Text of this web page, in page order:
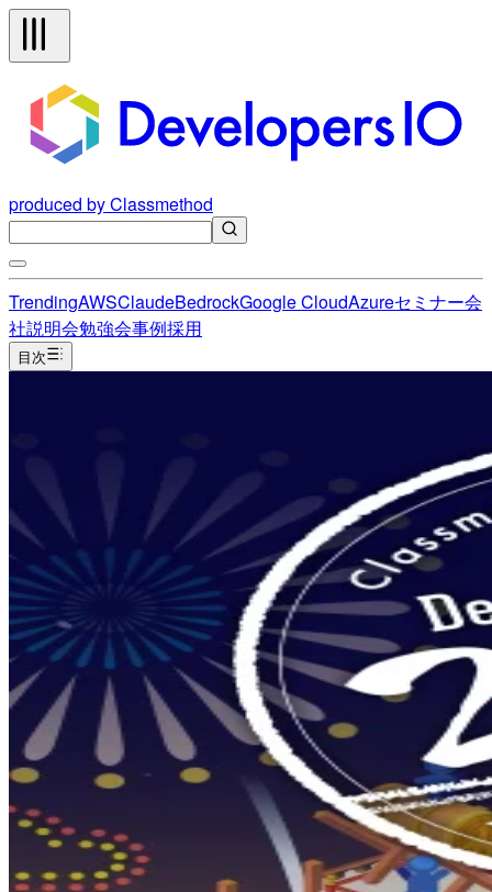
produced by Classmethod
TrendingAWSClaudeBedrockGoogle CloudAzureセミナー会
社説明会勉強会事例採用
目次